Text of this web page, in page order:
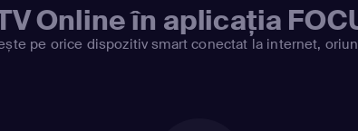
Online în aplicația
pe orice dispozitiv smart conectat la internet,